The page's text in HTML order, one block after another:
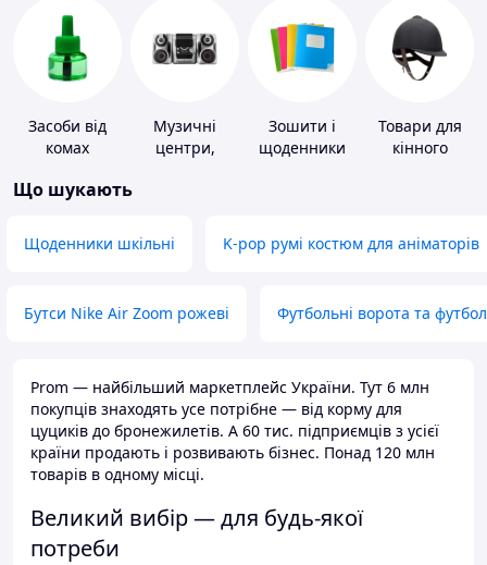
Засоби від
комах
Музичні
центри,
Зошити і
щоденники
Товари для
кінного
Що шукають
Щоденники шкільні K-pop румі костюм для аніматорів
Бутси Nike Air Zoom рожеві Футбольні ворота та
Prom — найбільший маркетплейс України. Тут 6 млн
покупців знаходять усе потрібне — від корму для
цуциків до бронежилетів. А 60 тис. підприємців з усієї
країни продають і розвивають бізнес. Понад 120 млн
товарів в одному місці.
Великий вибір — для будь-якої
потреби